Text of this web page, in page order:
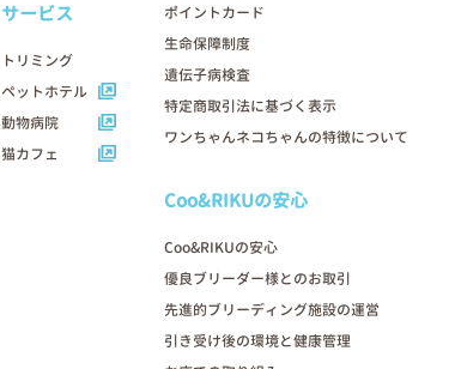
サービス
トリミング
ペットホテル
動物病院
猫カフェ
ポイントカード
生命保障制度
遺伝子病検査
特定商取引法に基づく表示
ワンちゃんネコちゃんの特徴について
Coo&RIKUの安心
Coo&RIKUの安心
優良ブリーダー様とのお取引
先進的ブリーディング施設の運営
引き受け後の環境と健康管理